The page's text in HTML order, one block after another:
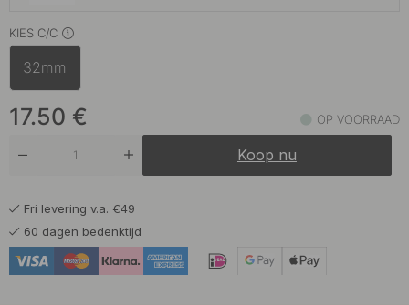
KIES C/C
32mm
17.50 € OP VOORRAAD
Koop nu
Fri levering v.a. €49
60 dagen bedenktijd